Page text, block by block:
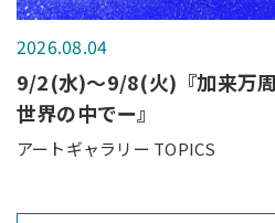
2026.08.04
9/2(水)～9/8(火)『加来万
世界の中でー』
アートギャラリー TOPICS